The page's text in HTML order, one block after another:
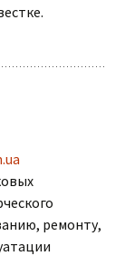
ремонту,